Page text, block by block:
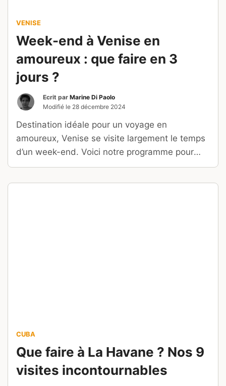
VENISE
Week-end à Venise en
amoureux : que faire en 3
jours ?
Ecrit par Marine Di Paolo
Modifié le 28 décembre 2024
Destination idéale pour un voyage en
amoureux, Venise se visite largement le temps
d’un week-end. Voici notre programme pour
découvrir Venise en 3 jours.
CUBA
Que faire à La Havane ? Nos 9
visites incontournables